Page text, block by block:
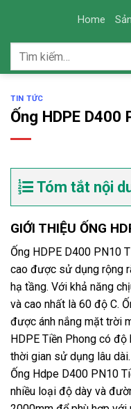
content
Home
Tìm
TIN TỨC
Ống HDPE D400
Tóm tắt nội
GIỚI THIỆU ỐNG
Ống HDPE D400 PN10
cao được sử dụng rộng
hạ tầng. Với khả năng
và cao nhất là 60 độ C.
được ánh nắng mặt trời
HDPE Tiền Phong có
thời gian sử dụng lâu dài.
Ống Hdpe D400 PN10
nhiều loại độ dày và